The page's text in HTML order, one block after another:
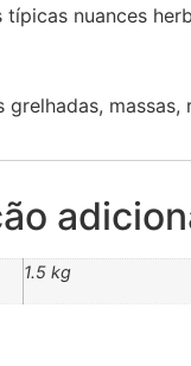
nuances
grelhadas,
1.5 kg